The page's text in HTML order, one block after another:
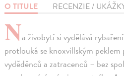
O TITULE RECENZIE /
Na živobytí si vydělává
protlouká se knoxvillským
vyděděnců a zatracenců – bez